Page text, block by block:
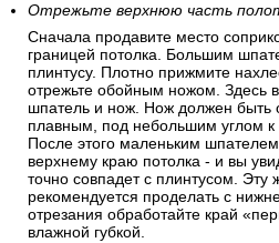
Отрежьте верхнюю часть
Сначала продавите место
границей потолка. Большим
плинтусу. Плотно прижмите
отрежьте обойным ножом. Здесь
шпатель и нож. Нож должен быть
плавным, под небольшим углом
После этого маленьким
верхнему краю потолка - и вы
точно совпадет с плинтусом. Эту
рекомендуется проделать с
отрезания обработайте край
влажной губкой.